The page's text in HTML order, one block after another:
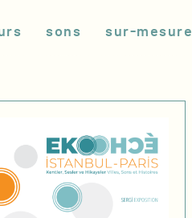
sons sur-mesure